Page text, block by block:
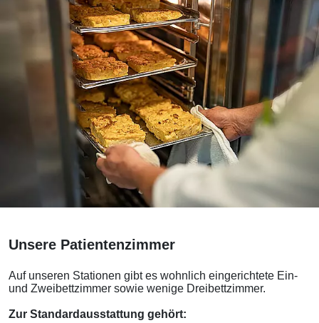
Unsere Patientenzimmer
Auf unseren Stationen gibt es wohnlich eingerichtete Ein-
und Zweibettzimmer sowie wenige Dreibettzimmer.
Zur Standardausstattung gehört: